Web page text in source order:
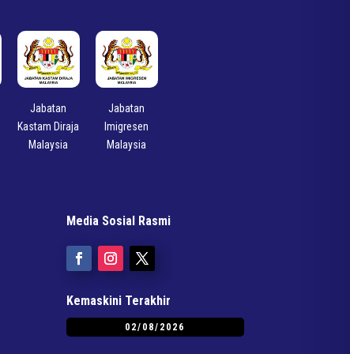
Jabatan
Kastam Diraja
Malaysia
Jabatan
Imigresen
Malaysia
Media Sosial Rasmi
Kemaskini Terakhir
02/08/2026